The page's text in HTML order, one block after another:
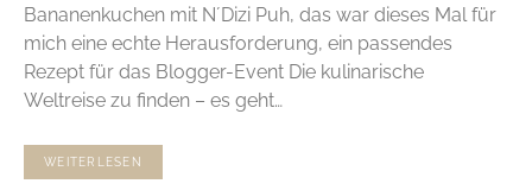
Bananenkuchen mit N´Dizi Puh, das war dieses Mal für
mich eine echte Herausforderung, ein passendes
Rezept für das Blogger-Event Die kulinarische
Weltreise zu finden – es geht…
WEITERLESEN